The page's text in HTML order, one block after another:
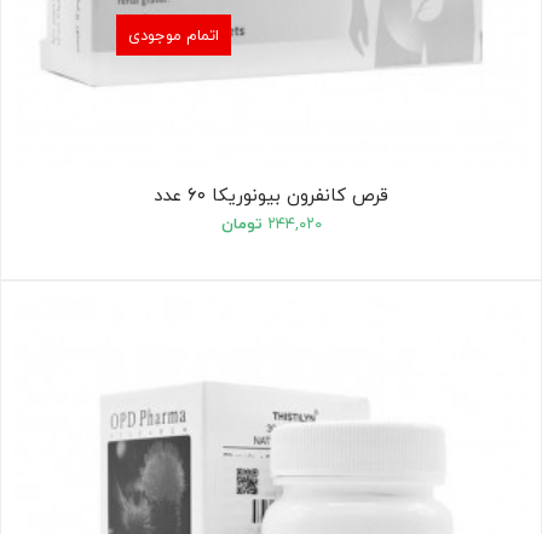
اتمام موجودی
قرص کانفرون بیونوریکا ۶۰ عدد
۲۴۴,۰۲۰ تومان